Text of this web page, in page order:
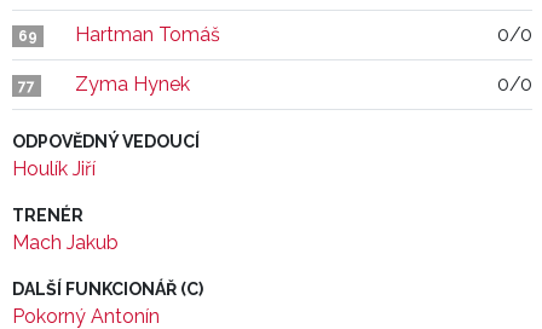
69 Hartman Tomáš 0/0
77 Zyma Hynek 0/0
ODPOVĚDNÝ VEDOUCÍ
Houlík Jiří
TRENÉR
Mach Jakub
DALŠÍ FUNKCIONÁŘ (C)
Pokorný Antonín